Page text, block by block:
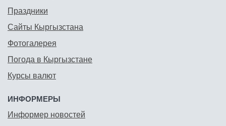
Праздники
Сайты Кыргызстана
Фотогалерея
Погода в Кыргызстане
Курсы валют
ИНФОРМЕРЫ
Информер новостей